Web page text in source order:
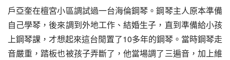
戶亞奎在檀宮小區調試過一台海倫鋼琴。鋼琴主人原本準備
自己學琴，後來調到外地工作、結婚生子，直到準備給小孩
上鋼琴課，才想起來這台閒置了10多年的鋼琴。當時鋼琴走
音嚴重，踏板也被孩子弄斷了，他當場調了三遍音，加上維